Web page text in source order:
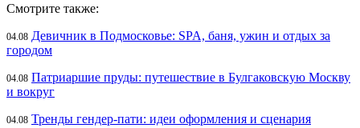
Смотрите также:
04.08 Девичник в Подмосковье: SPA, баня, ужин и отдых за
городом
04.08 Патриаршие пруды: путешествие в Булгаковскую Москву
и вокруг
04.08 Тренды гендер-пати: идеи оформления и сценария